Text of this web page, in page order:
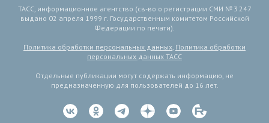
ТАСС, информационное агентство (св-во о регистрации СМИ № 3 247
выдано 02 апреля 1999 г. Государственным комитетом Российской
Федерации по печати).
Политика обработки персональных данных, Политика обработки
персональных данных ТАСС
Отдельные публикации могут содержать информацию, не
предназначенную для пользователей до 16 лет.